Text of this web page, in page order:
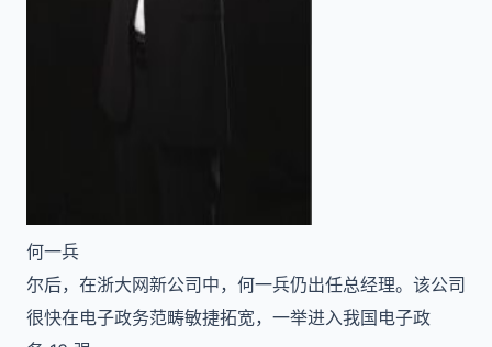
何一兵
尔后，在浙大网新公司中，何一兵仍出任总经理。该公司
很快在电子政务范畴敏捷拓宽，一举进入我国电子政